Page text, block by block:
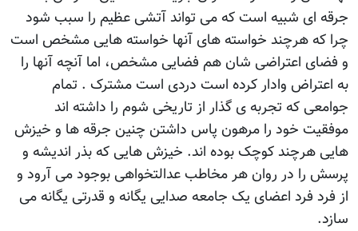
جرقه ای شبیه است که می تواند آتشی عظیم را سبب شود
چرا که هرچند خواسته های آنها خواسته هایی مشخص است
و فضای اعتراضی شان هم فضایی مشخص، اما آنچه آنها را
به اعتراض وادار کرده است دردی است مشترک . تمام
جوامعی که تجربه ی گذار از تاریخی شوم را داشته اند
موفقیت خود را مرهون پاس داشتن چنین جرقه ها و خیزش
هایی هرچند کوچک بوده اند. خیزش هایی که بذر اندیشه و
پرسش را در روان هر مخاطب عدالتخواهی بوجود می آرود و
از فرد فرد اعضای یک جامعه صدایی یگانه و قدرتی یگانه می
سازد.